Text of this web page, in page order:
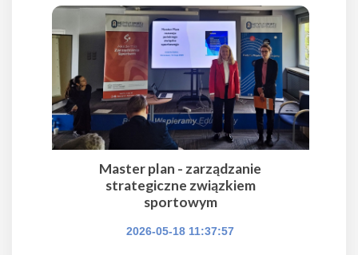
Master plan - zarządzanie
strategiczne związkiem
sportowym
2026-05-18 11:37:57